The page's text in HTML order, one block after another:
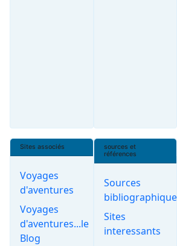
Sites associés
Voyages
d'aventures
Voyages
d'aventures...le
Blog
sources et
références
Sources
bibliographiques
Sites
interessants